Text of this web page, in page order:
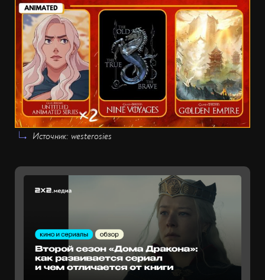
Источник: westerosies